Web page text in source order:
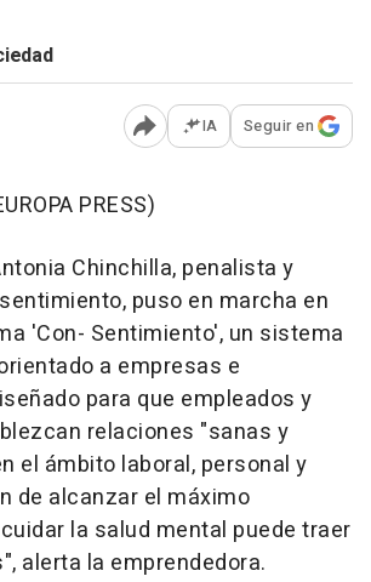
Abrir opciones para
IA Seguir en
PRESS)
Chinchilla, penalista y
puso en marcha en
'Con- Sentimiento', un sistema
a empresas e
para que empleados y
relaciones "sanas y
el ámbito laboral, personal y
de alcanzar el máximo
la salud mental puede traer
alerta la emprendedora.